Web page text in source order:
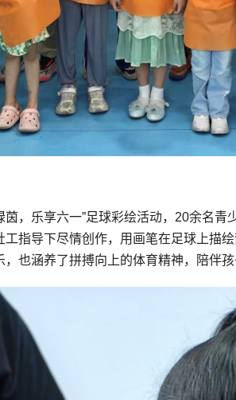
，乐享六一”足球彩绘活动，20余名
指导下尽情创作，用画笔在足球上描
也涵养了拼搏向上的体育精神，陪伴孩